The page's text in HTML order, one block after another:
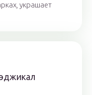
украшает